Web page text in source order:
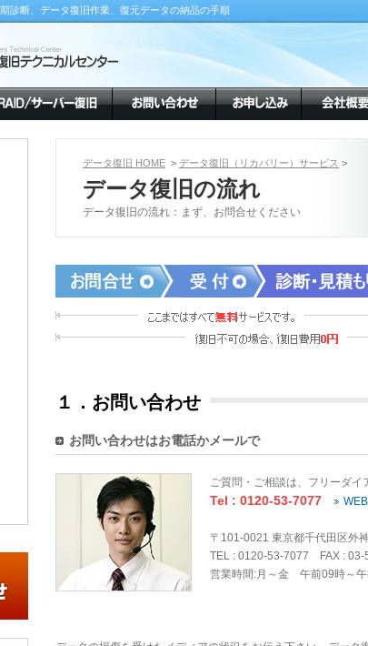
診断、データ復旧作業、復元データの納品の手順
データ復旧 HOME > データ復旧（リカバリー）サービス >
データ復旧の流れ
データ復旧の流れ：まず、お問合せください
１．お問い合わせ
お問い合わせはお電話かメールで
ご質問・ご相談は、フリーダイ
Tel : 0120-53-7077
〒101-0021 東京都千代田区外
TEL : 0120-53-7077 FAX : 03-
営業時間:月～金 午前09時